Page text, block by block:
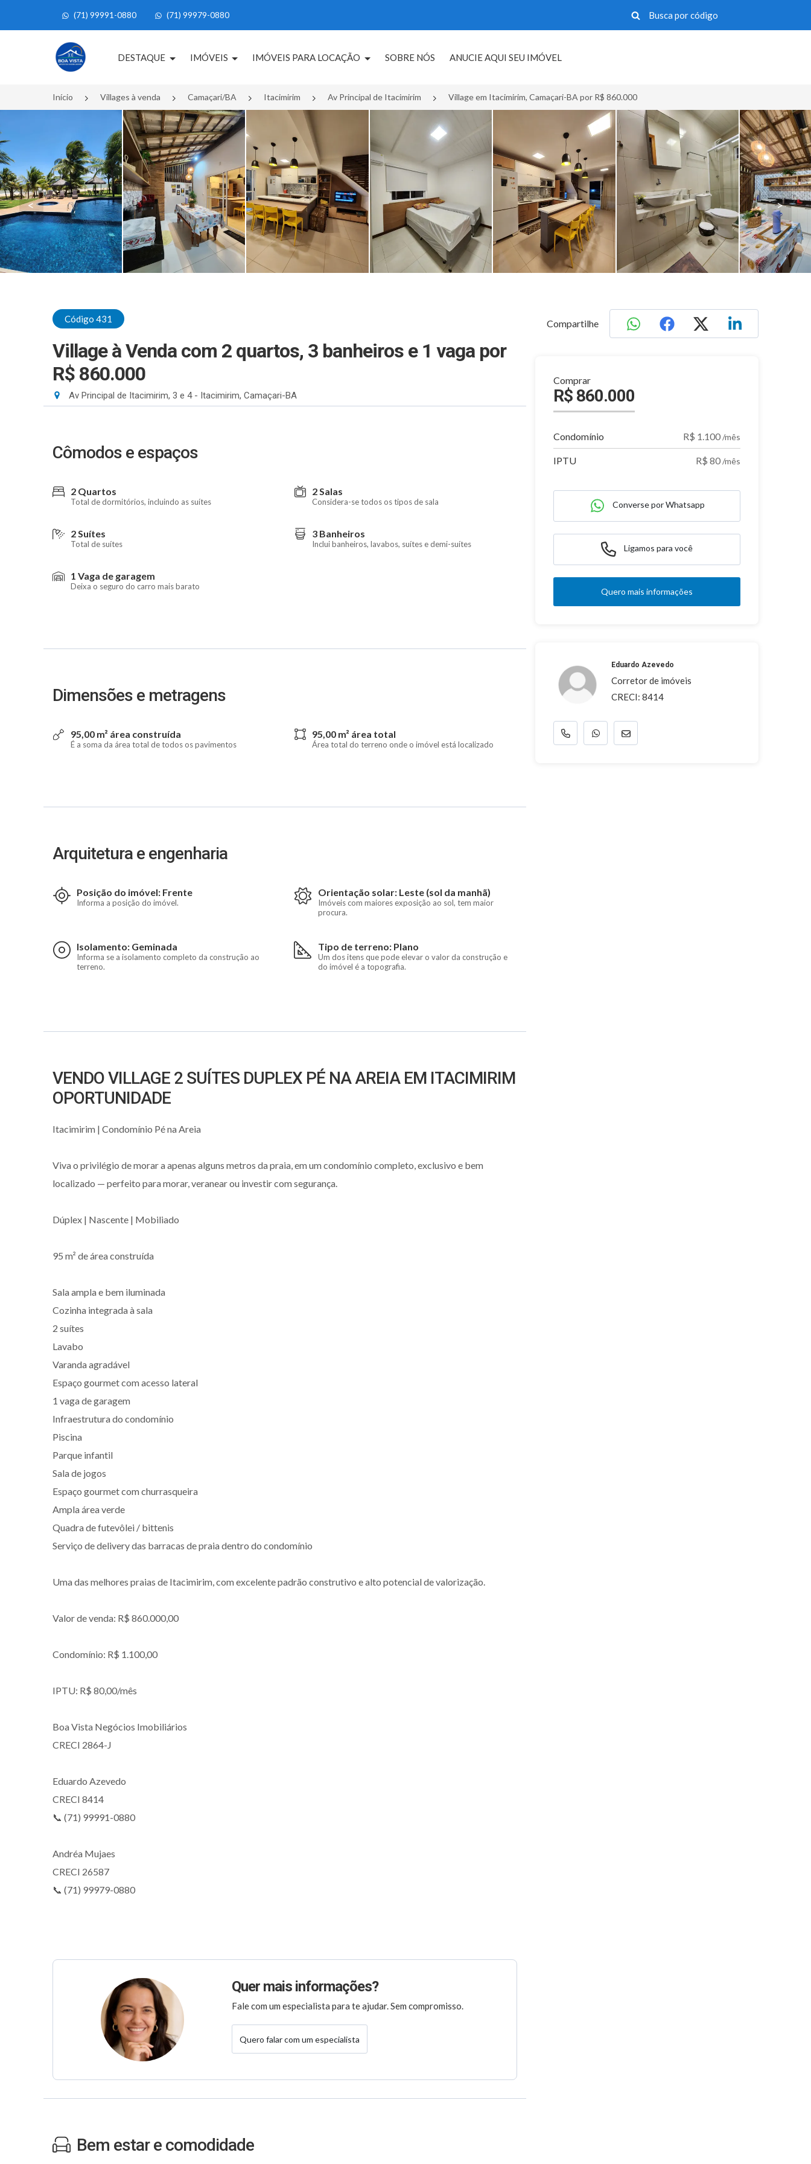
(71) 99991-0880 (71) 99979-0880
Página inicial
DESTAQUE IMÓVEIS IMÓVEIS PARA LOCAÇÃO SOBRE NÓS ANUCIE AQUI SEU IMÓVEL
Início Villages à venda Camaçari/BA Itacimirim Av Principal de Itacimirim Village em Itacimirim, Camaçari-BA por R$ 860.000
< >
Código 431
Village à Venda com 2 quartos, 3 banheiros e 1 vaga por
R$ 860.000
Av Principal de Itacimirim, 3 e 4 - Itacimirim, Camaçari-BA
Cômodos e espaços
2 Quartos
Total de dormitórios, incluindo as suítes
2 Salas
Considera-se todos os tipos de sala
2 Suítes
Total de suítes
3 Banheiros
Inclui banheiros, lavabos, suítes e demi-suítes
1 Vaga de garagem
Deixa o seguro do carro mais barato
Dimensões e metragens
95,00 m² área construída
É a soma da área total de todos os pavimentos
95,00 m² área total
Área total do terreno onde o imóvel está localizado
Arquitetura e engenharia
Posição do imóvel: Frente
Informa a posição do imóvel.
Orientação solar: Leste (sol da manhã)
Imóveis com maiores exposição ao sol, tem maior
procura.
Isolamento: Geminada
Informa se a isolamento completo da construção ao
terreno.
Tipo de terreno: Plano
Um dos itens que pode elevar o valor da construção e
do imóvel é a topografia.
VENDO VILLAGE 2 SUÍTES DUPLEX PÉ NA AREIA EM ITACIMIRIM
OPORTUNIDADE
Itacimirim | Condomínio Pé na Areia
Viva o privilégio de morar a apenas alguns metros da praia, em um condomínio completo, exclusivo e bem
localizado — perfeito para morar, veranear ou investir com segurança.
Dúplex | Nascente | Mobiliado
95 m² de área construída
Sala ampla e bem iluminada
Cozinha integrada à sala
2 suítes
Lavabo
Varanda agradável
Espaço gourmet com acesso lateral
1 vaga de garagem
Infraestrutura do condomínio
Piscina
Parque infantil
Sala de jogos
Espaço gourmet com churrasqueira
Ampla área verde
Quadra de futevôlei / bittenis
Serviço de delivery das barracas de praia dentro do condomínio
Uma das melhores praias de Itacimirim, com excelente padrão construtivo e alto potencial de valorização.
Valor de venda: R$ 860.000,00
Condomínio: R$ 1.100,00
IPTU: R$ 80,00/mês
Boa Vista Negócios Imobiliários
CRECI 2864-J
Eduardo Azevedo
CRECI 8414
📞 (71) 99991-0880
Andréa Mujaes
CRECI 26587
📞 (71) 99979-0880
Quer mais informações?
Fale com um especialista para te ajudar. Sem compromisso.
Quero falar com um especialista
Bem estar e comodidade
Compartilhe
Comprar
R$ 860.000
Condomínio R$ 1.100/mês
IPTU R$ 80/mês
Converse por Whatsapp
Ligamos para você
Quero mais informações
Eduardo Azevedo
Corretor de imóveis
CRECI: 8414